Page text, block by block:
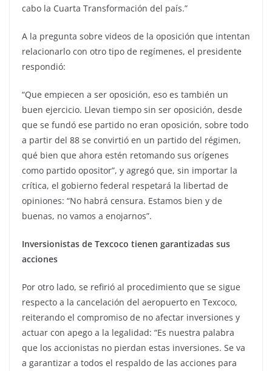
cabo la Cuarta Transformación del país.”
A la pregunta sobre videos de la oposición que intentan
relacionarlo con otro tipo de regímenes, el presidente
respondió:
“Que empiecen a ser oposición, eso es también un
buen ejercicio. Llevan tiempo sin ser oposición, desde
que se fundó ese partido no eran oposición, sobre todo
a partir del 88 se convirtió en un partido del régimen,
qué bien que ahora estén retomando sus orígenes
como partido opositor”, y agregó que, sin importar la
crítica, el gobierno federal respetará la libertad de
opiniones: “No habrá censura. Estamos bien y de
buenas, no vamos a enojarnos”.
Inversionistas de Texcoco tienen garantizadas sus
acciones
Por otro lado, se refirió al procedimiento que se sigue
respecto a la cancelación del aeropuerto en Texcoco,
reiterando el compromiso de no afectar inversiones y
actuar con apego a la legalidad: “Es nuestra palabra
que los accionistas no pierdan estas inversiones. Se va
a garantizar a todos el respaldo de las acciones para